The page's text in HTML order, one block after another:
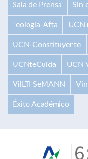
Sala de Prensa Sin
Teología-Afta
UCN-Constituyente
UCNteCuida UCN
VilLTI SeMANN
Éxito Académico